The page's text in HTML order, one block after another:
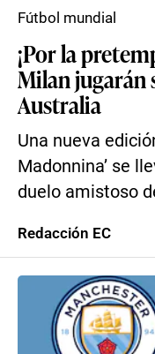
¡Por la
Milan jugarán
Australia
Una nueva
Madonnina’ se
duelo amistoso
Fútbol mundial
Redacción EC